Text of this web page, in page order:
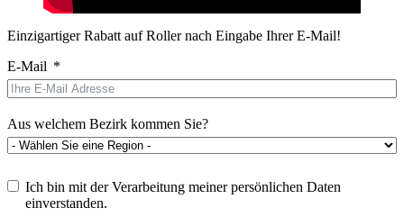
Einzigartiger Rabatt auf Roller nach Eingabe Ihrer E-Mail!
E-Mail
Aus welchem Bezirk kommen Sie?
Ich bin mit der Verarbeitung meiner persönlichen Daten
einverstanden.